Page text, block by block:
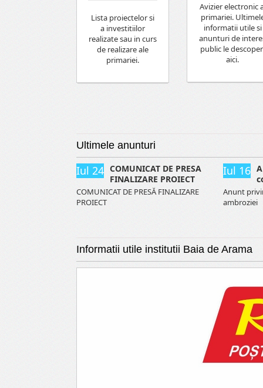
Lista proiectelor si
a investitiilor
realizate sau in curs
de realizare ale
primariei.
Avizier electronic
primariei.
informatii utile si
anunturi de
public le
aici.
Ultimele anunturi
Iul 24 COMUNICAT DE PRESA
FINALIZARE PROIECT
COMUNICAT DE PRESĂ FINALIZARE
PROIECT
Iul 16
Anunt
ambroziei
Informatii utile institutii Baia de Arama